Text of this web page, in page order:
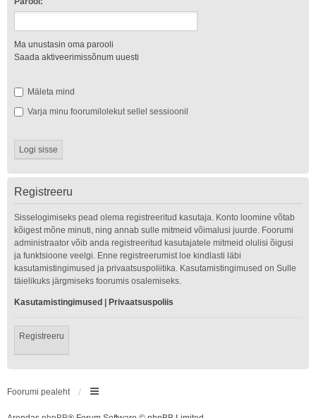
Ma unustasin oma parooli
Saada aktiveerimissõnum uuesti
Mäleta mind
Varja minu foorumilolekut sellel sessioonil
Registreeru
Sisselogimiseks pead olema registreeritud kasutaja. Konto loomine võtab
kõigest mõne minuti, ning annab sulle mitmeid võimalusi juurde. Foorumi
administraator võib anda registreeritud kasutajatele mitmeid olulisi õigusi
ja funktsioone veelgi. Enne registreerumist loe kindlasti läbi
kasutamistingimused ja privaatsuspoliitika. Kasutamistingimused on Sulle
täielikuks järgmiseks foorumis osalemiseks.
Kasutamistingimused Privaatsuspoliis
Registreeru
Foorumi pealeht